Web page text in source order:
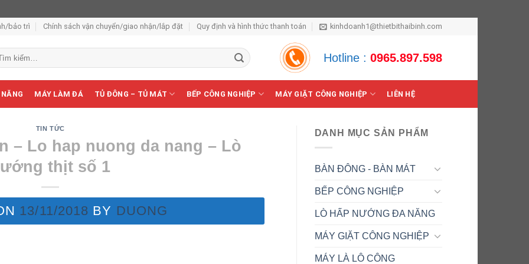
bảo trì Chính sách vận chuyển/giao nhận/lắp đặt Quy định và hình thức thanh toán kinhdoanh1@thietbithaibinh.com
Hotline : 0965.897.598
MÁY LÀM ĐÁ TỦ ĐÔNG – TỦ MÁT BẾP CÔNG NGHIỆP MÁY GIẶT CÔNG NGHIỆP LIÊN HỆ
TIN TỨC
– Lo hap nuong da nang – Lò
thịt số 1
13/11/2018 BY DUONG
DANH MỤC SẢN PHẨM
BÀN ĐÔNG - BÀN MÁT
BẾP CÔNG NGHIỆP
LÒ HẤP NƯỚNG ĐA NĂNG
MÁY GIẶT CÔNG NGHIỆP
MÁY LÀ LÔ CÔNG